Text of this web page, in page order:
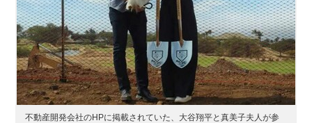
不動産開発会社のHPに掲載されていた、大谷翔平と真美子夫人が参